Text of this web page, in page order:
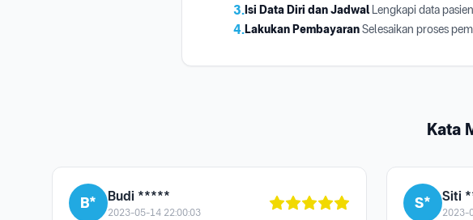
3. Isi Data Diri dan Jadwal Lengkapi data
4.Lakukan PembayaranSelesaikan proses
Kata
B* Budi *****
2023-05-14 22:00:03
S* Siti
2023-